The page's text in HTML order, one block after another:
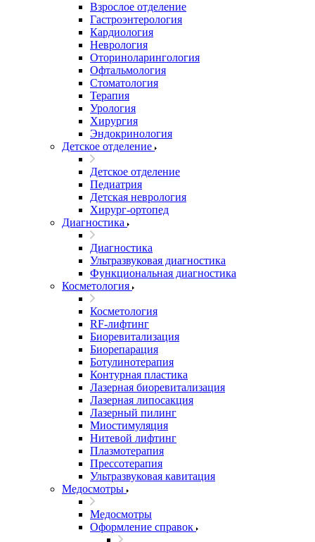
Взрослое отделение
Гастроэнтерология
Кардиология
Неврология
Оториноларингология
Офтальмология
Стоматология
Терапия
Урология
Хирургия
Эндокринология
Детское отделение
Детское отделение
Педиатрия
Детская неврология
Хирург-ортопед
Диагностика
Диагностика
Ультразвуковая диагностика
Функциональная диагностика
Косметология
Косметология
RF-лифтинг
Биоревитализация
Биорепарация
Ботулинотерапия
Контурная пластика
Лазерная биоревитализация
Лазерная липосакция
Лазерный пилинг
Миостимуляция
Нитевой лифтинг
Плазмотерапия
Прессотерапия
Ультразвуковая кавитация
Медосмотры
Медосмотры
Оформление справок